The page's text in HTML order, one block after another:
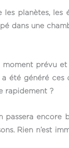
planètes,
dans une
prévu
été généré
rapidement ?
Rien n’est